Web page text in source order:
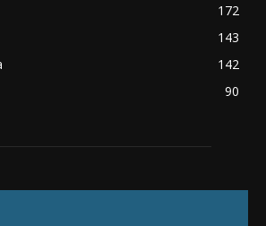
172
143
142
90